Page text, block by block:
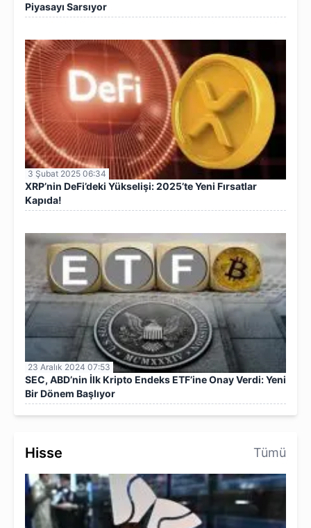
Piyasayı Sarsıyor
3 Şubat 2025 06:34
XRP’nin DeFi’deki Yükselişi: 2025’te Yeni Fırsatlar
Kapıda!
23 Aralık 2024 07:53
SEC, ABD’nin İlk Kripto Endeks ETF’ine Onay Verdi: Yeni
Bir Dönem Başlıyor
Hisse Tümü